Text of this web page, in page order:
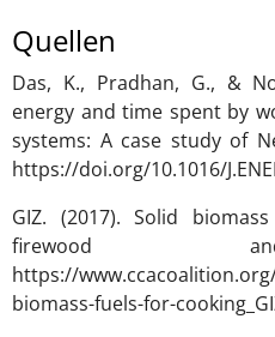
Quellen
Das, K., Pradhan, G., &
energy and time spent by
systems: A case study of
https://doi.org/10.1016/
GIZ. (2017). Solid
firewood
https://
biomass-fuels-for-